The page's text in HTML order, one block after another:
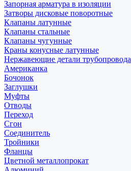
Запорная арматура в изоляции
Затворы дисковые поворотные
Клапаны латунные
Клапаны стальные
Клапаны чугунные
Краны конусные латунные
Нержавеющие детали трубопровода
Американка
Бочонок
Заглушки
Муфты
Отводы
Переход
Сгон
Соединитель
Тройники
Фланцы
Цветной металлопрокат